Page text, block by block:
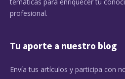
profesional.
Tu aporte a nuestro blog
Envía tus artículos y participa con